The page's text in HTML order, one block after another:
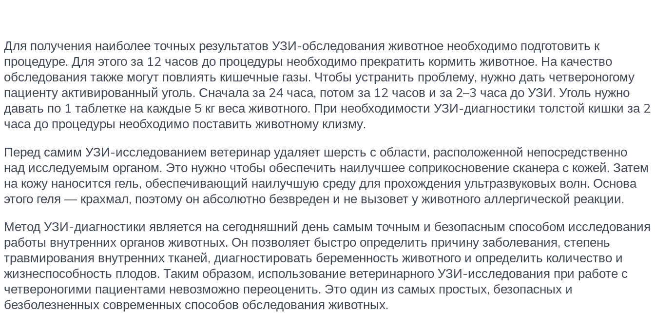
Для получения наиболее точных результатов УЗИ-обследования животное необходимо подготовить к
процедуре. Для этого за 12 часов до процедуры необходимо прекратить кормить животное. На качество
обследования также могут повлиять кишечные газы. Чтобы устранить проблему, нужно дать четвероногому
пациенту активированный уголь. Сначала за 24 часа, потом за 12 часов и за 2–3 часа до УЗИ. Уголь нужно
давать по 1 таблетке на каждые 5 кг веса животного. При необходимости УЗИ-диагностики толстой кишки за 2
часа до процедуры необходимо поставить животному клизму.
Перед самим УЗИ-исследованием ветеринар удаляет шерсть с области, расположенной непосредственно
над исследуемым органом. Это нужно чтобы обеспечить наилучшее соприкосновение сканера с кожей. Затем
на кожу наносится гель, обеспечивающий наилучшую среду для прохождения ультразвуковых волн. Основа
этого геля — крахмал, поэтому он абсолютно безвреден и не вызовет у животного аллергической реакции.
Метод УЗИ-диагностики является на сегодняшний день самым точным и безопасным способом исследования
работы внутренних органов животных. Он позволяет быстро определить причину заболевания, степень
травмирования внутренних тканей, диагностировать беременность животного и определить количество и
жизнеспособность плодов. Таким образом, использование ветеринарного УЗИ-исследования при работе с
четвероногими пациентами невозможно переоценить. Это один из самых простых, безопасных и
безболезненных современных способов обследования животных.